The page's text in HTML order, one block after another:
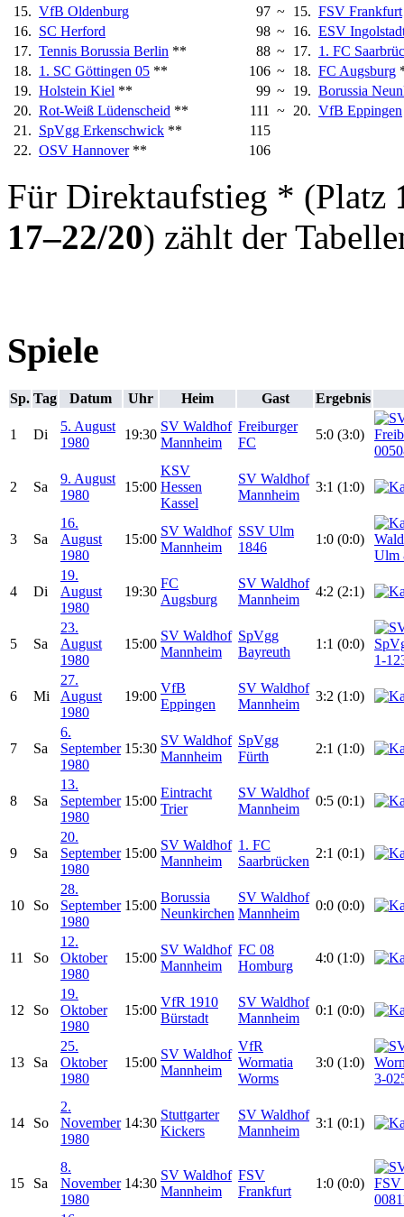
15. VfB Oldenburg 97 ~ 15. FSV Frankfurt
16. SC Herford 98 ~ 16. ESV
17. Tennis Borussia Berlin ** 88 ~ 17. 1. FC
18. 1. SC Göttingen 05 ** 106 ~ 18. FC Augsburg
19. Holstein Kiel ** 99 ~ 19. Borussia
20. Rot-Weiß Lüdenscheid ** 111 ~ 20. VfB Eppingen
21. SpVgg Erkenschwick **
115
22. OSV Hannover** 106
Für Direktaufstieg * (Platz
17–22/20) zählt der
Spiele
Sp. Tag Datum Uhr Heim Gast Ergebnis
1 Di
5. August
1980
19:30
SV Waldhof
Mannheim
Freiburger
FC
5:0 (3:0)
2 Sa
9. August
1980
15:00
KSV
Hessen
Kassel
SV Waldhof
Mannheim
3:1 (1:0)
3 Sa
16.
August
1980
15:00
SV Waldhof
Mannheim
SSV Ulm
1846
1:0 (0:0)
4 Di
19.
August
1980
19:30
FC
Augsburg
SV Waldhof
Mannheim
4:2 (2:1)
5 Sa
23.
August
1980
15:00
SV Waldhof
Mannheim
SpVgg
Bayreuth
1:1 (0:0)
6 Mi
27.
August
1980
19:00
VfB
Eppingen
SV Waldhof
Mannheim
3:2 (1:0)
7 Sa
6.
September
1980
15:30
SV Waldhof
Mannheim
SpVgg
Fürth
2:1 (1:0)
8 Sa
13.
September
1980
15:00
Eintracht
Trier
SV Waldhof
Mannheim
0:5 (0:1)
9 Sa
20.
September
1980
15:00
SV Waldhof
Mannheim
1. FC
Saarbrücken
2:1 (0:1)
10 So
28.
September
1980
15:00
Borussia
Neunkirchen
SV Waldhof
Mannheim
0:0 (0:0)
11 So
12.
Oktober
1980
15:00
SV Waldhof
Mannheim
FC 08
Homburg
4:0 (1:0)
12 So
19.
Oktober
1980
15:00
VfR 1910
Bürstadt
SV Waldhof
Mannheim
0:1 (0:0)
13 Sa
25.
Oktober
1980
15:00
SV Waldhof
Mannheim
VfR
Wormatia
Worms
3:0 (1:0)
14 So
2.
November
1980
14:30
Stuttgarter
Kickers
SV Waldhof
Mannheim
3:1 (0:1)
15 Sa
8.
November
1980
14:30
SV Waldhof
Mannheim
FSV
Frankfurt
1:0 (0:0)